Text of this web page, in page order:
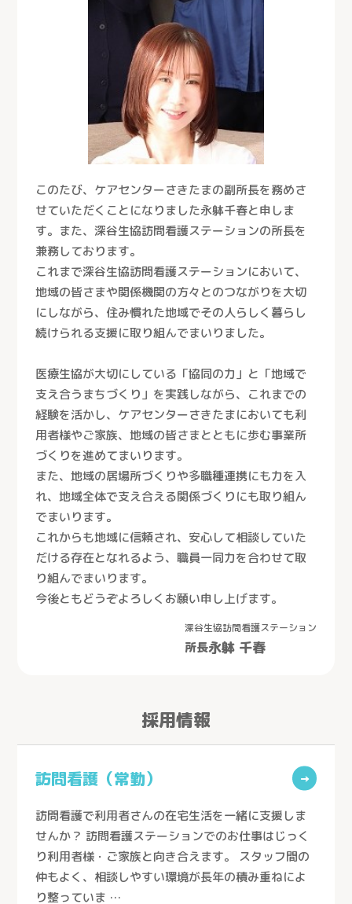
サービス紹介
サービス紹介トップ
看護小規模多機能型居宅介護
事業所を探す
このたび、ケアセンターさきたまの副所長を務めさ
せていただくことになりました永躰千春と申しま
す。また、深谷生協訪問看護ステーションの所長を
兼務しております。
これまで深谷生協訪問看護ステーションにおいて、
地域の皆さまや関係機関の方々とのつながりを大切
にしながら、住み慣れた地域でその人らしく暮らし
続けられる支援に取り組んでまいりました。
医療生協が大切にしている「協同の力」と「地域で
支え合うまちづくり」を実践しながら、これまでの
経験を活かし、ケアセンターさきたまにおいても利
用者様やご家族、地域の皆さまとともに歩む事業所
づくりを進めてまいります。
また、地域の居場所づくりや多職種連携にも力を入
れ、地域全体で支え合える関係づくりにも取り組ん
でまいります。
これからも地域に信頼され、安心して相談していた
だける存在となれるよう、職員一同力を合わせて取
り組んでまいります。
今後ともどうぞよろしくお願い申し上げます。
深谷生協訪問看護ステーション
所長永躰 千春
採用情報
訪問看護（常勤） →
訪問看護で利用者さんの在宅生活を一緒に支援しま
せんか？ 訪問看護ステーションでのお仕事はじっく
り利用者様・ご家族と向き合えます。 スタッフ間の
仲もよく、相談しやすい環境が長年の積み重ねによ
り整っていま …